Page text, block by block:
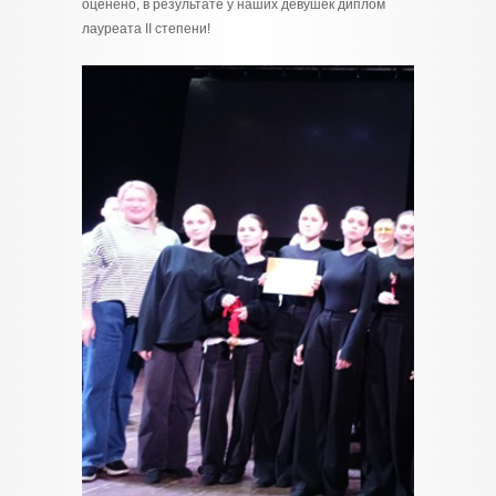
оценено, в результате у наших девушек диплом
лауреата II степени!